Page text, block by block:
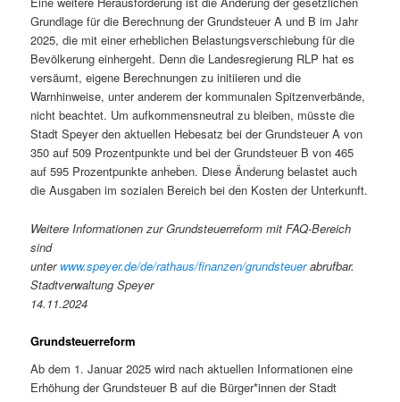
Grundlage für die Berechnung der Grundsteuer A und B im Jahr
2025, die mit einer erheblichen Belastungsverschiebung für die
Bevölkerung einhergeht. Denn die Landesregierung RLP hat es
versäumt, eigene Berechnungen zu initiieren und die
Warnhinweise, unter anderem der kommunalen Spitzenverbände,
nicht beachtet. Um aufkommensneutral zu bleiben, müsste die
Stadt Speyer den aktuellen Hebesatz bei der Grundsteuer A von
350 auf 509 Prozentpunkte und bei der Grundsteuer B von 465
auf 595 Prozentpunkte anheben. Diese Änderung belastet auch
die Ausgaben im sozialen Bereich bei den Kosten der Unterkunft.
Weitere Informationen zur Grundsteuerreform mit FAQ-Bereich
sind
unter www.speyer.de/de/rathaus/finanzen/grundsteuerabrufbar.
Stadtverwaltung Speyer
14.11.2024
Grundsteuerreform
Ab dem 1. Januar 2025 wird nach aktuellen Informationen eine
Erhöhung der Grundsteuer B auf die Bürger*innen der Stadt